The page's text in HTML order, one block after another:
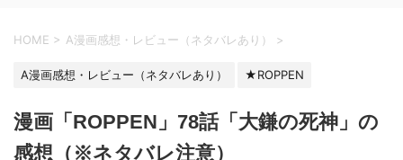
HOME > A漫画感想・レビュー（ネタバレあり） >
A漫画感想・レビュー（ネタバレあり） ★ROPPEN
漫画「ROPPEN」78話「大鎌の死神」の
感想（※ネタバレ注意）